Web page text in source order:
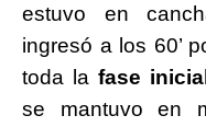
estuvo en
ingresó a los 60’
toda la fase
se mantuvo en